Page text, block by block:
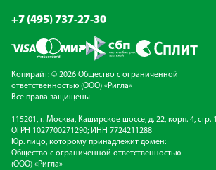
+7 (495) 737-27-30
Копирайт: © 2026 Общество с ограниченной
ответственностью (ООО) «Ригла»
Все права защищены
115201, г. Москва, Каширское шоссе, д. 22, корп. 4, стр. 1
ОГРН 1027700271290; ИНН 7724211288
Юр. лицо, которому принадлежит домен:
Общество с ограниченной ответственностью
(ООО) «Ригла»